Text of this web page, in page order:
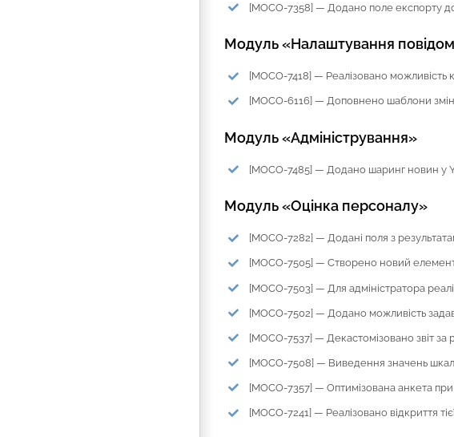
[MOCO-7358] — Додано поле експорту
Модуль «Налаштування
[MOCO-7418] — Реалізовано можливість
[MOCO-6116] — Доповнено шаблони
Модуль «Адміністрування»
[MOCO-7485] — Додано шаринг новин у
Модуль «Оцінка персоналу»
[MOCO-7282] — Додані поля з
[MOCO-7505] — Створено новий елемент
[MOCO-7503] — Для адміністратора
[MOCO-7502] — Додано можливість
[MOCO-7537] — Декастомізовано звіт за
[MOCO-7508] — Виведення значень
[MOCO-7357] — Оптимізована анкета
[MOCO-7241] — Реалізовано відкриття